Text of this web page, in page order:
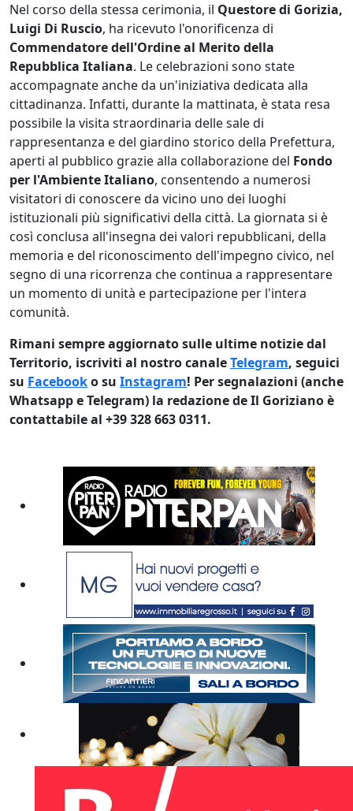
Nel corso della stessa cerimonia, il Questore di Gorizia,
Luigi Di Ruscio, ha ricevuto l'onorificenza di
Commendatore dell'Ordine al Merito della
Repubblica Italiana. Le celebrazioni sono state
accompagnate anche da un'iniziativa dedicata alla
cittadinanza. Infatti, durante la mattinata, è stata resa
possibile la visita straordinaria delle sale di
rappresentanza e del giardino storico della Prefettura,
aperti al pubblico grazie alla collaborazione del Fondo
per l'Ambiente Italiano, consentendo a numerosi
visitatori di conoscere da vicino uno dei luoghi
istituzionali più significativi della città. La giornata si è
così conclusa all'insegna dei valori repubblicani, della
memoria e del riconoscimento dell'impegno civico, nel
segno di una ricorrenza che continua a rappresentare
un momento di unità e partecipazione per l'intera
comunità.
Rimani sempre aggiornato sulle ultime notizie dal
Territorio, iscriviti al nostro canaleTelegram, seguici
su Facebooko su Instagram! Per segnalazioni (anche
Whatsapp e Telegram) la redazione de Il Goriziano è
contattabile al +39 328 663 0311.